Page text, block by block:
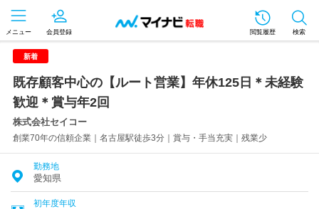
メニュー 会員登録 閲覧履歴 検索
新着
既存顧客中心の【ルート営業】年休125日＊未経験
歓迎＊賞与年2回
株式会社セイコー
創業70年の信頼企業｜名古屋駅徒歩3分｜賞与・手当充実｜残業少
勤務地
愛知県
初年度年収